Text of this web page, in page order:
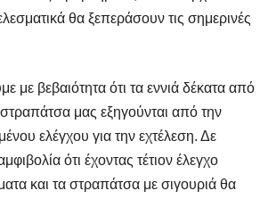
θα ξεπεράσουν τις σημερινές
με βεβαιότητα ότι τα εννιά δέκατα από
μας εξηγούνται από την
ελέγχου για την εχτέλεση. Δε
ότι έχοντας τέτιον έλεγχο
και τα στραπάτσα με σιγουριά θα